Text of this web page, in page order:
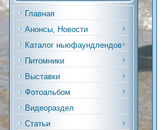
Главная
Анонсы, Новости
Каталог ньюфаундлендов
Питомники
Выставки
Фотоальбом
Видеораздел
Статьи